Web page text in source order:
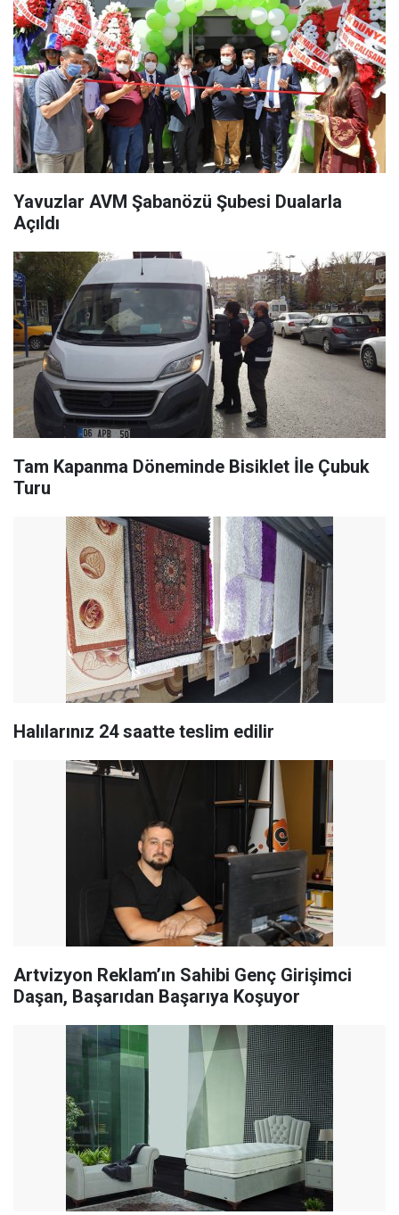
Yavuzlar AVM Şabanözü Şubesi Dualarla
Açıldı
Tam Kapanma Döneminde Bisiklet İle Çubuk
Turu
Halılarınız 24 saatte teslim edilir
Artvizyon Reklam’ın Sahibi Genç Girişimci
Daşan, Başarıdan Başarıya Koşuyor